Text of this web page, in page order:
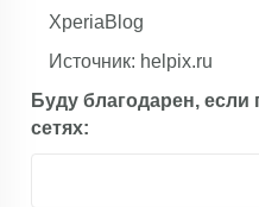
XperiaBlog
Источник: helpix.ru
Буду благодарен, если
сетях: